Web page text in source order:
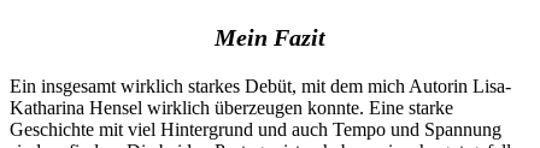
Mein Fazit
Ein insgesamt wirklich starkes Debüt, mit dem mich Autorin Lisa-
Katharina Hensel wirklich überzeugen konnte. Eine starke
Geschichte mit viel Hintergrund und auch Tempo und Spannung